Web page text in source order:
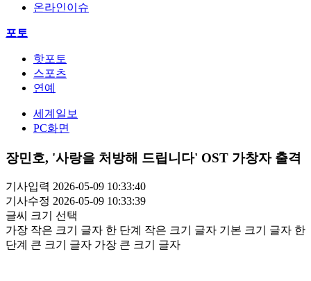
온라인이슈
포토
핫포토
스포츠
연예
세계일보
PC화면
장민호, '사랑을 처방해 드립니다' OST 가창자 출격
기사입력 2026-05-09 10:33:40
기사수정 2026-05-09 10:33:39
글씨 크기 선택
가장 작은 크기 글자 한 단계 작은 크기 글자 기본 크기 글자 한
단계 큰 크기 글자 가장 큰 크기 글자